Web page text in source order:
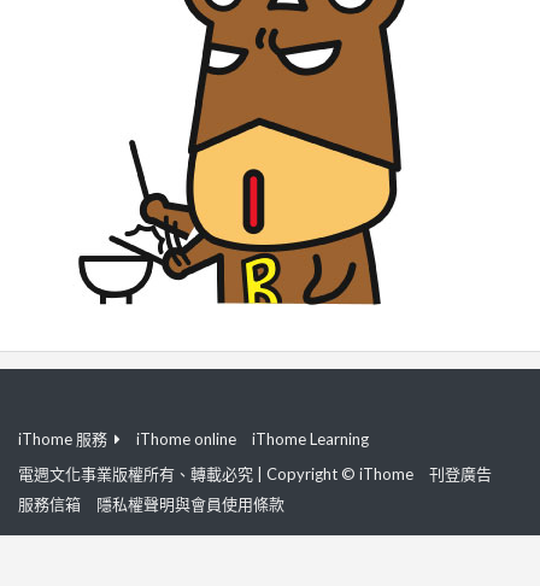
iThome 服務 iThome online
iThome Learning
電週文化事業版權所有、轉載必究 | Copyright © iThome
刊登廣告
服務信箱
隱私權聲明與會員使用條款